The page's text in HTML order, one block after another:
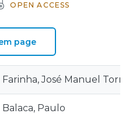
OPEN ACCESS
page
Farinha, José Manuel
Balaca, Paulo